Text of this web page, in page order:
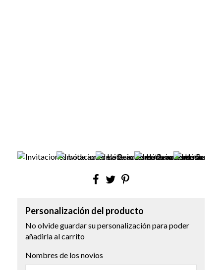
Personalización del producto
No olvide guardar su personalización para poder
añadirla al carrito
Nombres de los novios